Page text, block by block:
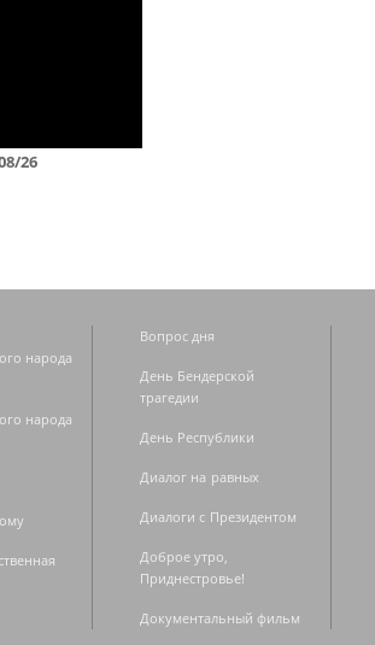
26
народа
народа
Вопрос дня
День Бендерской
трагедии
День Республики
Диалог на равных
Диалоги с Президентом
Доброе утро,
Приднестровье!
Документальный фильм